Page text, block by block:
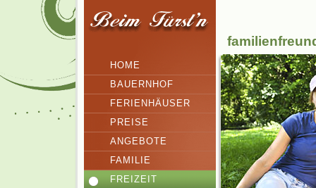
HOME
BAUERNHOF
FERIENHÄUSER
PREISE
ANGEBOTE
FAMILIE
FREIZEIT